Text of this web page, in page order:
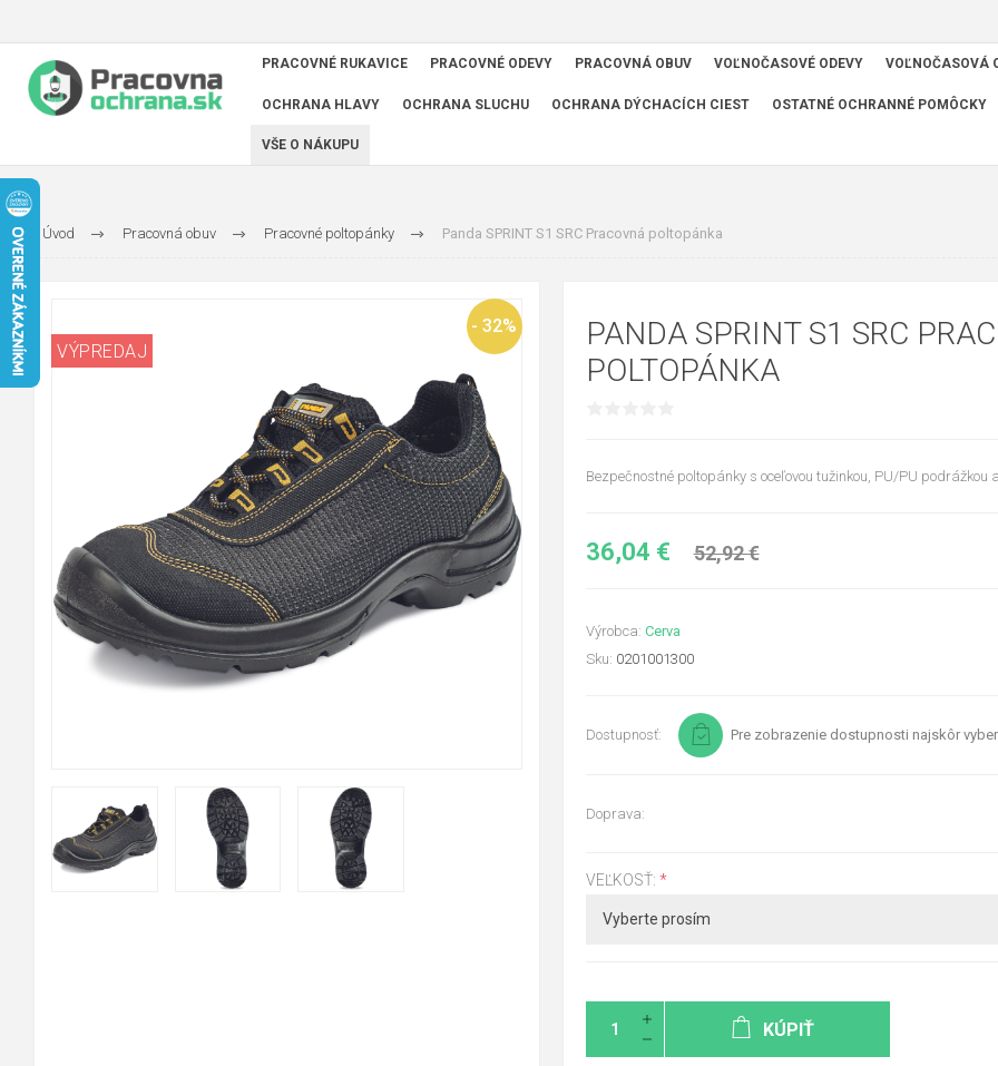
PRACOVNÉ RUKAVICE PRACOVNÉ ODEVY PRACOVNÁ OBUV VOĽNOČASOVÉ ODEVY VOĽNOČASOVÁ
OCHRANA HLAVY OCHRANA SLUCHU OCHRANA DÝCHACÍCH CIEST OSTATNÉ OCHRANNÉ POMÔCKY
VŠE O NÁKUPU
Úvod Pracovná obuv Pracovné poltopánky Panda SPRINT S1 SRC Pracovná poltopánka
- 32%
VÝPREDAJ
PANDA SPRINT S1 SRC
POLTOPÁNKA
Bezpečnostné poltopánky s oceľovou tužinkou, PU/PU podrážkou
36,04 € 52,92 €
Výrobca: Cerva
Sku: 0201001300
Dostupnosť: Pre zobrazenie dostupnosti najskôr
Doprava:
VEĽKOSŤ: *
KÚPIŤ